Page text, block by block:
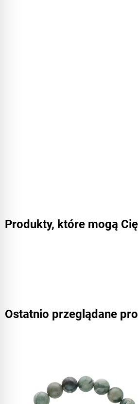
Produkty, które mogą
Ostatnio przeglądane